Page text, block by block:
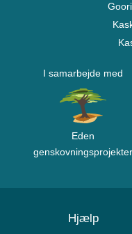
I samarbejde med
Eden
genskovningsprojekter
Hjælp